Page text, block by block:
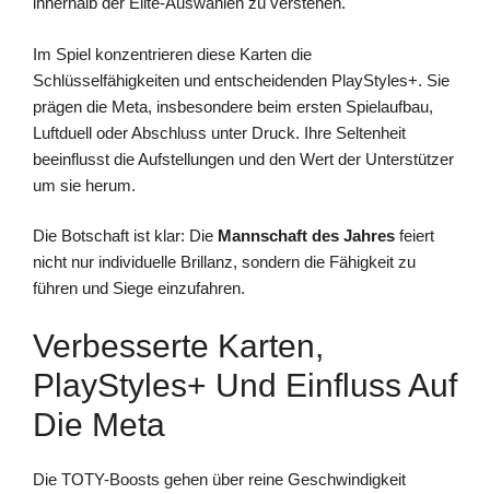
Im Spiel konzentrieren diese Karten die
Schlüsselfähigkeiten und entscheidenden PlayStyles+. Sie
prägen die Meta, insbesondere beim ersten Spielaufbau,
Luftduell oder Abschluss unter Druck. Ihre Seltenheit
beeinflusst die Aufstellungen und den Wert der Unterstützer
um sie herum.
Die Botschaft ist klar: Die Mannschaft des Jahres feiert
nicht nur individuelle Brillanz, sondern die Fähigkeit zu
führen und Siege einzufahren.
Verbesserte Karten,
PlayStyles+ Und Einfluss Auf
Die Meta
Die TOTY-Boosts gehen über reine Geschwindigkeit